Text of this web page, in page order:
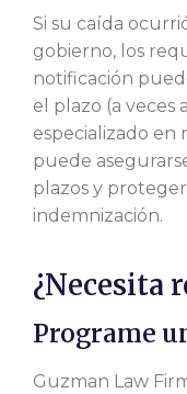
Si su caída
gobierno, los
notificación
el plazo (a veces
especializado en
puede
plazos y
indemnización.
¿Necesita
Programe
Guzman Law